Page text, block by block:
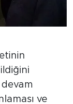
devam
ve